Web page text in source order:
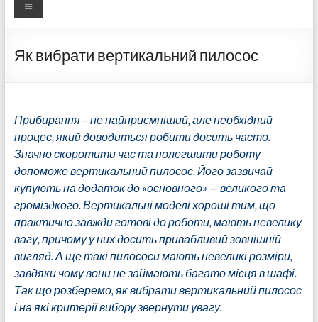
Як вибрати вертикальний пилосос
Прибирання – не найприємніший, але необхідний
процес, який доводиться робити досить часто.
Значно скоротити час та полегшити роботу
допоможе вертикальний пилосос. Його зазвичай
купують на додаток до «основного» — великого та
громіздкого. Вертикальні моделі хороші тим, що
практично завжди готові до роботи, мають невелику
вагу, причому у них досить привабливий зовнішній
вигляд. А ще такі пилососи мають невеликі розміри,
завдяки чому вони не займають багато місця в шафі.
Так що розберемо, як вибрати вертикальний пилосос
і на які критерії вибору звернути увагу.